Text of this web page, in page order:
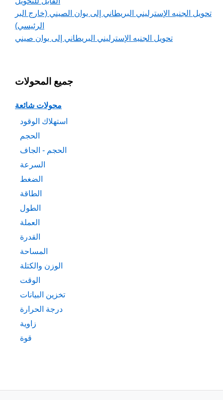
تحويل الجنيه الإسترليني البريطاني إلى يوان الصيني (خارج البر
الرئيسي)
تحويل الجنيه الإسترليني البريطاني إلى يوان صيني
جميع المحولات
محولات شائعة
استهلاك الوقود
الحجم
الحجم - الجاف
السرعة
الضغط
الطاقة
الطول
العملة
القدرة
المساحة
الوزن والكتلة
الوقت
تخزين البيانات
درجة الحرارة
زاوية
قوة